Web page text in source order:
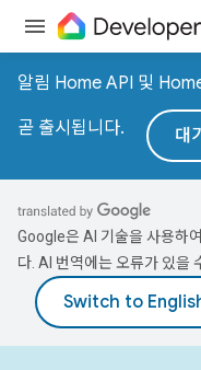
알림 Home API 및
곧 출시됩니다. 대
Google은 AI 기술을 사용하
다. AI 번역에는 오류가 있을